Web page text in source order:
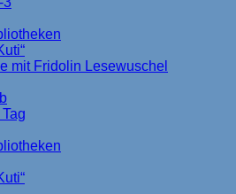
mit Fridolin Lesewuschel